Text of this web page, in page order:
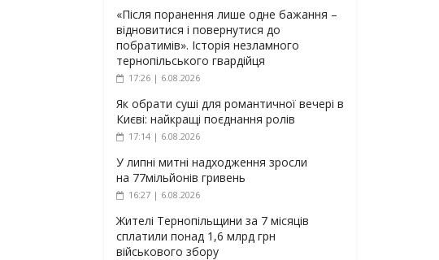
«Після поранення лише одне бажання –
відновитися і повернутися до
побратимів». Історія незламного
тернопільського гвардійця
17:26 | 6.08.2026
Як обрати суші для романтичної вечері в
Києві: найкращі поєднання ролів
17:14 | 6.08.2026
У липні митні надходження зросли
на 77мільйонів гривень
16:27 | 6.08.2026
Жителі Тернопільщини за 7 місяців
сплатили понад 1,6 млрд грн
військового збору